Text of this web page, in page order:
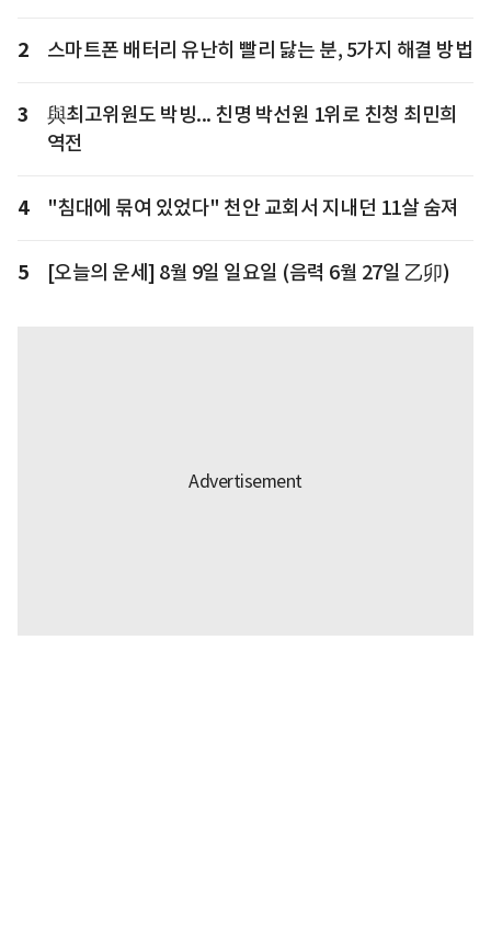
2 스마트폰 배터리 유난히 빨리 닳는 분, 5가지 해결 방법
3
與최고위원도 박빙... 친명 박선원 1위로 친청 최민희
역전
4 "침대에 묶여 있었다" 천안 교회서 지내던 11살 숨져
5 [오늘의 운세] 8월 9일 일요일 (음력 6월 27일 乙卯)